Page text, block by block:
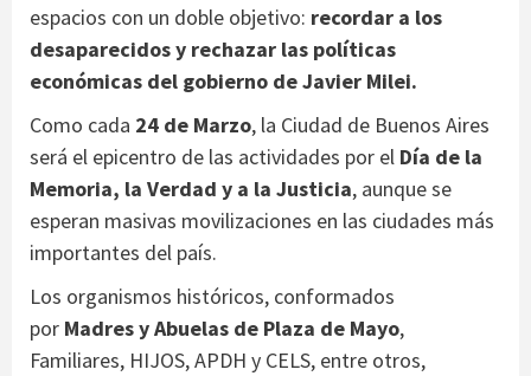
espacios con un doble objetivo: recordar a los
desaparecidos y rechazar las políticas
económicas del gobierno de Javier Milei.
Como cada 24 de Marzo, la Ciudad de Buenos Aires
será el epicentro de las actividades por el Día de la
Memoria, la Verdad y a la Justicia, aunque se
esperan masivas movilizaciones en las ciudades más
importantes del país.
Los organismos históricos, conformados
por Madres y Abuelas de Plaza de Mayo,
Familiares, HIJOS, APDH y CELS, entre otros,